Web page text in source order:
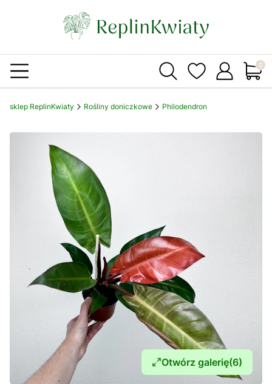
sklep ReplinKwiaty Rośliny doniczkowe Philodendron
Otwórz galerię(6)